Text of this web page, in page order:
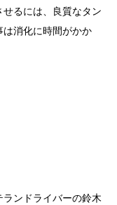
るには、良質なタン
消化に時間がかか
ンドライバーの鈴木